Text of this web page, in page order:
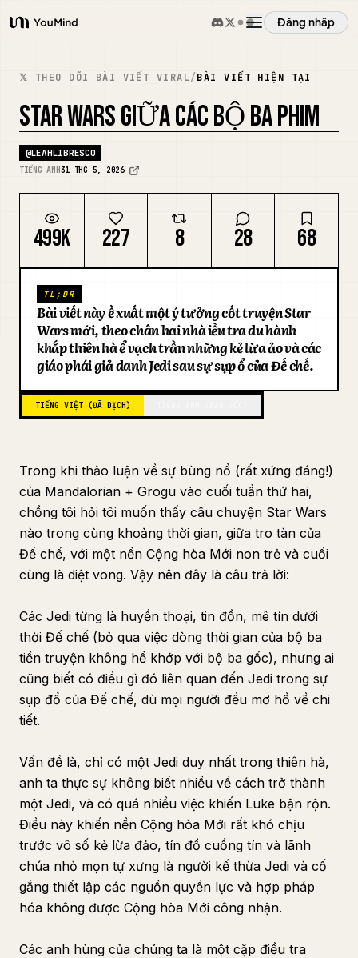
YouMind
Đăng nhập
Tổng quan
Các trường hợp sử dụng
Kỹ năng
Lời nhắc
Tải xuống
𝕏 THEO DÕI BÀI VIẾT VIRAL/BÀI VIẾT HIỆN TẠI
STAR WARS GIỮA CÁC BỘ BA PHIM
@LEAHLIBRESCO
TIẾNG ANH31 THG 5, 2026
499K 227 8 28 68
TL;DR
Bài viết này đề xuất một ý tưởng cốt truyện Star
Wars mới, theo chân hai nhà điều tra du hành
khắp thiên hà để vạch trần những kẻ lừa đảo và các
giáo phái giả danh Jedi sau sự sụp đổ của Đế chế.
TIẾNG VIỆT (ĐÃ DỊCH)
Trong khi thảo luận về sự bùng nổ (rất xứng đáng!)
của Mandalorian + Grogu vào cuối tuần thứ hai,
chồng tôi hỏi tôi muốn thấy câu chuyện Star Wars
nào trong cùng khoảng thời gian, giữa tro tàn của
Đế chế, với một nền Cộng hòa Mới non trẻ và cuối
cùng là diệt vong. Vậy nên đây là câu trả lời:
Các Jedi từng là huyền thoại, tin đồn, mê tín dưới
thời Đế chế (bỏ qua việc dòng thời gian của bộ ba
tiền truyện không hề khớp với bộ ba gốc), nhưng ai
cũng biết có điều gì đó liên quan đến Jedi trong sự
sụp đổ của Đế chế, dù mọi người đều mơ hồ về chi
tiết.
Vấn đề là, chỉ có một Jedi duy nhất trong thiên hà,
anh ta thực sự không biết nhiều về cách trở thành
một Jedi, và có quá nhiều việc khiến Luke bận rộn.
Điều này khiến nền Cộng hòa Mới rất khó chịu
trước vô số kẻ lừa đảo, tín đồ cuồng tín và lãnh
chúa nhỏ mọn tự xưng là người kế thừa Jedi và cố
gắng thiết lập các nguồn quyền lực và hợp pháp
hóa không được Cộng hòa Mới công nhận.
Các anh hùng của chúng ta là một cặp điều tra